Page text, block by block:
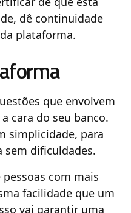
dê continuidade
plataforma.
que envolvem
cara do seu banco.
simplicidade, para
sem dificuldades.
com mais
facilidade que um
vai garantir uma